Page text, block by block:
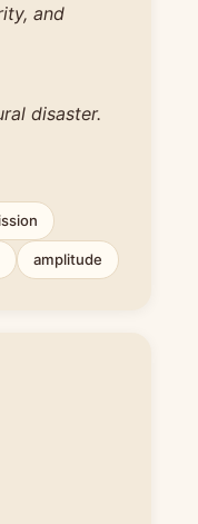
and
disaster.
amplitude